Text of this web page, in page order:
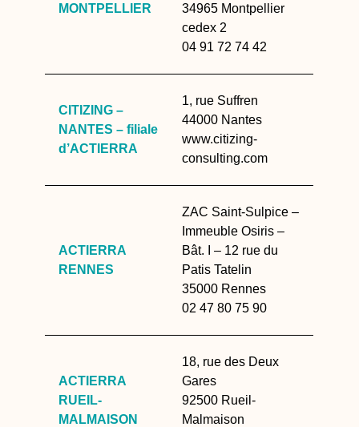
MONTPELLIER
34965 Montpellier
cedex 2
04 91 72 74 42
CITIZING –
NANTES – filiale
d’ACTIERRA
1, rue Suffren
44000 Nantes
www.citizing-
consulting.com
ACTIERRA
RENNES
ZAC Saint-Sulpice –
Immeuble Osiris –
Bât. I – 12 rue du
Patis Tatelin
35000 Rennes
02 47 80 75 90
ACTIERRA
RUEIL-
MALMAISON
18, rue des Deux
Gares
92500 Rueil-
Malmaison